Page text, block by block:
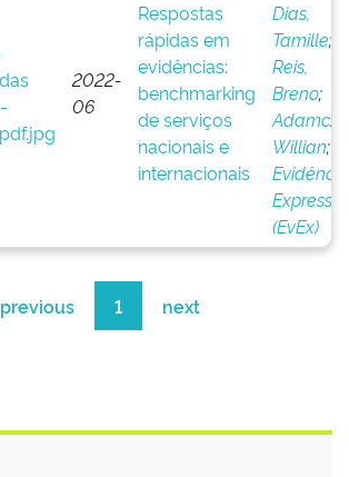
2022-
06
Respostas
rápidas em
evidências:
benchmarking
de serviços
nacionais e
internacionais
Dias,
Tamille;
Reis,
Breno;
Willian;
Evidência
Express
(EvEx)
previous 1 next